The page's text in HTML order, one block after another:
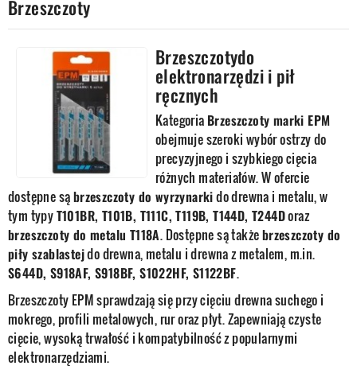
Brzeszczoty
Brzeszczotydo
elektronarzędzi i pił
ręcznych
Kategoria Brzeszczoty marki EPM
obejmuje szeroki wybór ostrzy do
precyzyjnego i szybkiego cięcia
różnych materiałów. W ofercie
dostępne sąbrzeszczoty do wyrzynarkido drewna i metalu, w
tym typyT101BR, T101B, T111C, T119B, T144D, T244Doraz
brzeszczoty do metalu T118A. Dostępne są takżebrzeszczoty do
piły szablastejdo drewna, metalu i drewna z metalem, m.in.
S644D, S918AF, S918BF, S1022HF, S1122BF.
Brzeszczoty EPM sprawdzają się przy cięciu drewna suchego i
mokrego, profili metalowych, rur oraz płyt. Zapewniają czyste
cięcie, wysoką trwałość i kompatybilność z popularnymi
elektronarzędziami.